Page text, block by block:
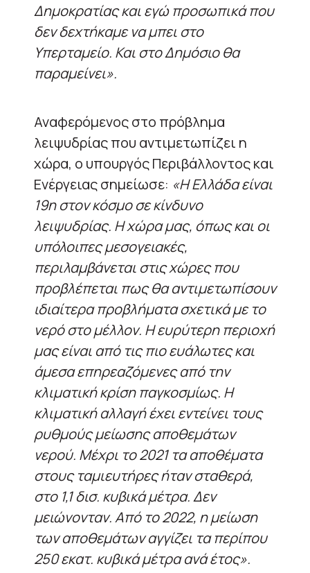
Δημοκρατίας και εγώ προσωπικά που
δεν δεχτήκαμε να μπει στο
Υπερταμείο. Και στο Δημόσιο θα
παραμείνει».
Αναφερόμενος στο πρόβλημα
λειψυδρίας που αντιμετωπίζει η
χώρα, ο υπουργός Περιβάλλοντος και
Ενέργειας σημείωσε: «Η Ελλάδα είναι
19η στον κόσμο σε κίνδυνο
λειψυδρίας. Η χώρα μας, όπως και οι
υπόλοιπες μεσογειακές,
περιλαμβάνεται στις χώρες που
προβλέπεται πως θα αντιμετωπίσουν
ιδιαίτερα προβλήματα σχετικά με το
νερό στο μέλλον. Η ευρύτερη περιοχή
μας είναι από τις πιο ευάλωτες και
άμεσα επηρεαζόμενες από την
κλιματική κρίση παγκοσμίως. Η
κλιματική αλλαγή έχει εντείνει τους
ρυθμούς μείωσης αποθεμάτων
νερού. Μέχρι το 2021 τα αποθέματα
στους ταμιευτήρες ήταν σταθερά,
στο 1,1 δισ. κυβικά μέτρα. Δεν
μειώνονταν. Από το 2022, η μείωση
των αποθεμάτων αγγίζει τα περίπου
250 εκατ. κυβικά μέτρα ανά έτος».